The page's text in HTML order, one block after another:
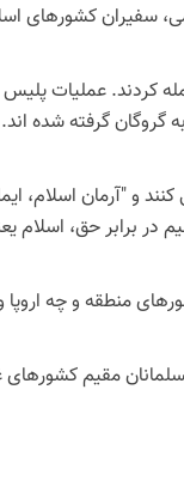
سفیران کشورهای
کردند. عملیات
گرفته شده اند.
و "آرمان اسلام،
در برابر حق، اسلام
منطقه و چه اروپا و
مقیم